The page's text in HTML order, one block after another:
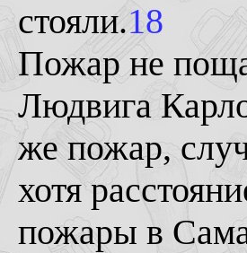
стояли.18
Пожар не
Людвига
же пожар,
хотя
пожары в